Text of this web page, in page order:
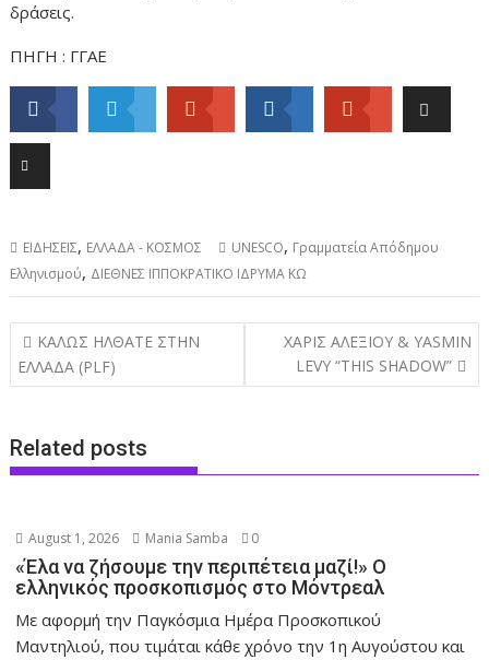
δράσεις.
ΠΗΓΗ : ΓΓΑΕ
ΕΙΔΗΣΕΙΣ, ΕΛΛΑΔΑ - ΚΟΣΜΟΣ UNESCO, Γραμματεία Απόδημου
Ελληνισμού, ΔΙΕΘΝΕΣ ΙΠΠΟΚΡΑΤΙΚΟ ΙΔΡΥΜΑ ΚΩ
Post
navigation
ΚΑΛΩΣ ΗΛΘΑΤΕ ΣΤΗΝ
ΕΛΛΑΔΑ (PLF)
ΧΑΡΙΣ ΑΛΕΞΙΟΥ & YASMIN
LEVY “THIS SHADOW”
Related posts
August 1, 2026 Mania Samba 0
«Έλα να ζήσουμε την περιπέτεια μαζί!» Ο
ελληνικός προσκοπισμός στο Μόντρεαλ
Με αφορμή την Παγκόσμια Ημέρα Προσκοπικού
Μαντηλιού, που τιμάται κάθε χρόνο την 1η Αυγούστου και